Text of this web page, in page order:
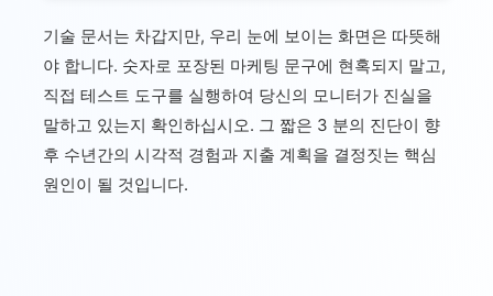
기술 문서는 차갑지만, 우리 눈에 보이는 화면은 따뜻해
야 합니다. 숫자로 포장된 마케팅 문구에 현혹되지 말고,
직접 테스트 도구를 실행하여 당신의 모니터가 진실을
말하고 있는지 확인하십시오. 그 짧은 3 분의 진단이 향
후 수년간의 시각적 경험과 지출 계획을 결정짓는 핵심
원인이 될 것입니다.